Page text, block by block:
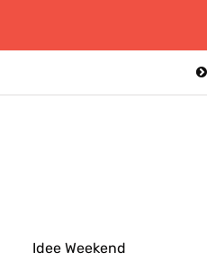
Idee Weekend